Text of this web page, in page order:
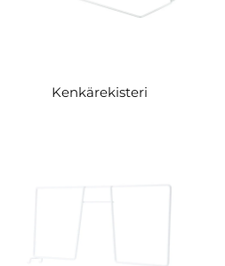
Kenkärekisteri